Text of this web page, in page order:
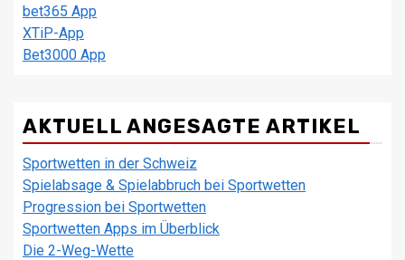
bet365 App
XTiP-App
Bet3000 App
AKTUELL ANGESAGTE ARTIKEL
Sportwetten in der Schweiz
Spielabsage & Spielabbruch bei Sportwetten
Progression bei Sportwetten
Sportwetten Apps im Überblick
Die 2-Weg-Wette